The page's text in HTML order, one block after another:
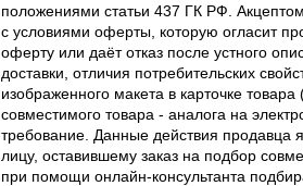
положениями статьи 437 ГК РФ. Акцептом
с условиями оферты, которую огласит
оферту или даёт отказ после устного
доставки, отличия потребительских
изображенного макета в карточке
совместимого товара - аналога на
требование. Данные действия
лицу, оставившему заказ на подбор
при помощи онлайн-консультанта